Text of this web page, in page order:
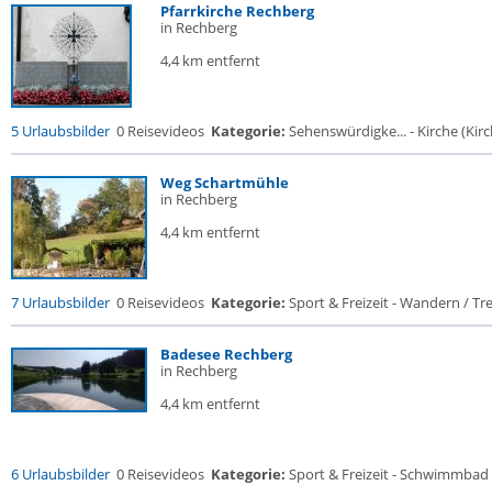
Pfarrkirche Rechberg
in Rechberg
4,4 km entfernt
5 Urlaubsbilder 0 Reisevideos Kategorie: Sehenswürdigke... - Kirche
Weg Schartmühle
in Rechberg
4,4 km entfernt
7 Urlaubsbilder 0 Reisevideos Kategorie: Sport & Freizeit - Wandern /
Badesee Rechberg
in Rechberg
4,4 km entfernt
6 Urlaubsbilder 0 Reisevideos Kategorie: Sport & Freizeit - Schwimmbad